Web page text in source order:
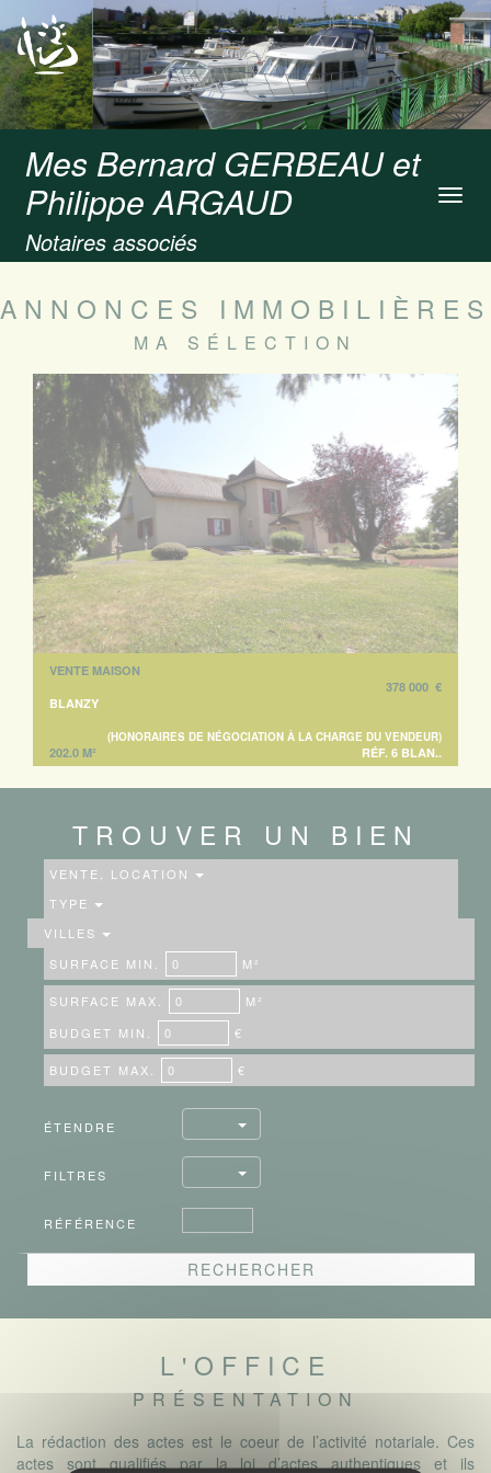
Mes Bernard GERBEAU et
Philippe ARGAUD
Notaires associés
ANNONCES IMMOBILIÈRES
MA SÉLECTION
VENTE MAISON
378 000 €
BLANZY
(HONORAIRES DE NÉGOCIATION À LA CHARGE DU VENDEUR)
202.0 M² RÉF. 6 BLAN..
TROUVER UN BIEN
VENTE, LOCATION
TYPE
VILLES
SURFACE MIN.
M²
SURFACE MAX.
M²
BUDGET MIN.
€
BUDGET MAX. €
ÉTENDRE
FILTRES
RÉFÉRENCE
L'OFFICE
PRÉSENTATION
La rédaction des actes est le coeur de l’activité notariale. Ces
actes sont qualifiés par la loi d’actes authentiques et ils